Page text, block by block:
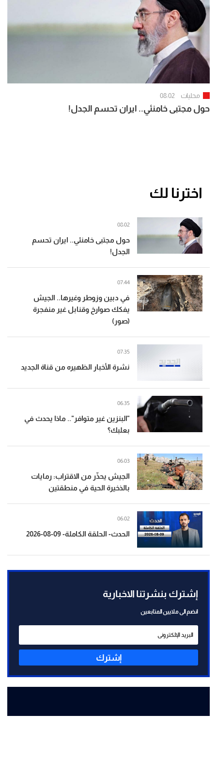
محليات 08:02
حول مجتبى خامنئي.. ايران تحسم الجدل!
اخترنا لك
حول مجتبى خامنئي.. ايران تحسم
الجدل!
08:02
في دبين وزوطر وغيرها.. الجيش
يفكك صوارخ وقنابل غير منفجرة
(صور)
07:44
نشرة الأخبار الظهيره من قناة الجديد
07:35
"البنزين غير متوافر".. ماذا يحدث في
بعلبك؟
06:35
الجيش يحذّر من الاقتراب: رمايات
بالذخيرة الحية في منطقتين
06:03
الحدث- الحلقة الكاملة- 09-08-2026
06:02
إشترك بنشرتنا الاخبارية
انضم الى ملايين المتابعين
إشترك